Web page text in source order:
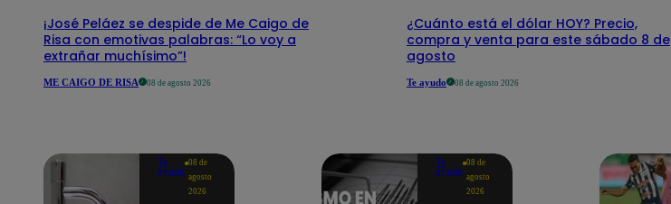
¡José Peláez se despide de Me Caigo de
Risa con emotivas palabras: “Lo voy a
extrañar muchísimo”!
ME CAIGO DE RISA 08 de agosto 2026
¿Cuánto está el dólar HOY? Precio,
compra y venta para este sábado 8 de
agosto
Te ayudo 08 de agosto 2026
Te
ayudo
08 de
agosto
2026
Te
ayudo
08 de
agosto
2026